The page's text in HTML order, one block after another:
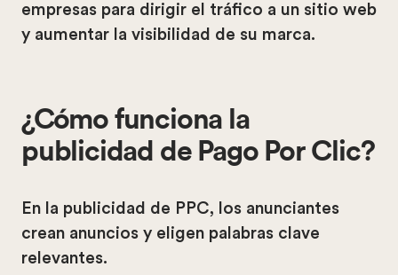
empresas para dirigir el tráfico a un sitio web
y aumentar la visibilidad de su marca.
¿Cómo funciona la
publicidad de Pago Por Clic?
En la publicidad de PPC, los anunciantes
crean anuncios y eligen palabras clave
relevantes.